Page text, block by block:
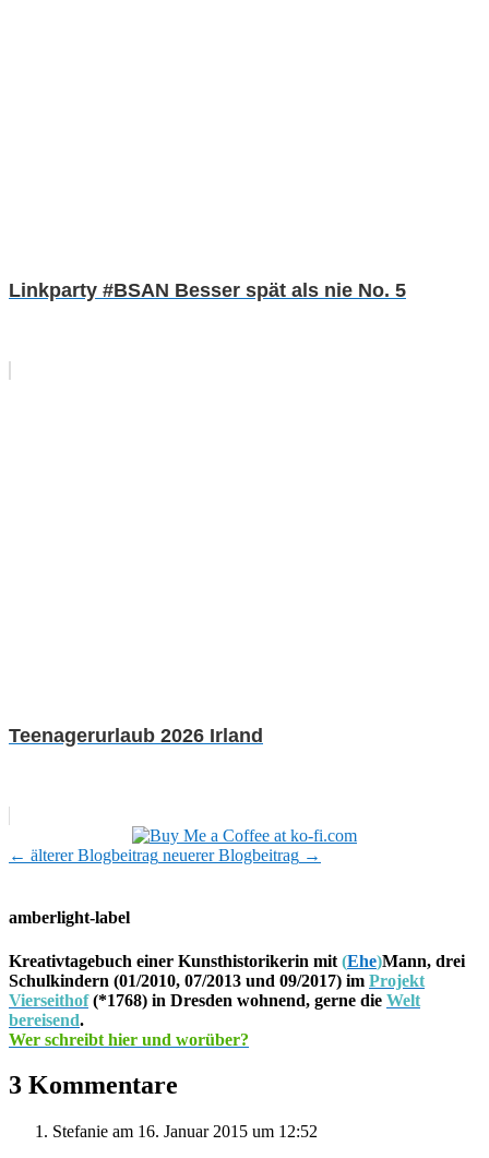
Linkparty #BSAN Besser spät als nie No. 5
Teenagerurlaub 2026 Irland
← älterer Blogbeitrag neuerer Blogbeitrag →
amberlight-label
Kreativtagebuch einer Kunsthistorikerin mit (Ehe)Mann, drei
Schulkindern (01/2010, 07/2013 und 09/2017) im Projekt
Vierseithof(*1768) in Dresden wohnend, gerne die Welt
bereisend.
Wer schreibt hier und worüber?
3 Kommentare
Stefanie am 16. Januar 2015 um 12:52